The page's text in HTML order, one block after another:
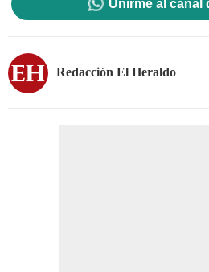
Unirme al canal
Redacción El Heraldo